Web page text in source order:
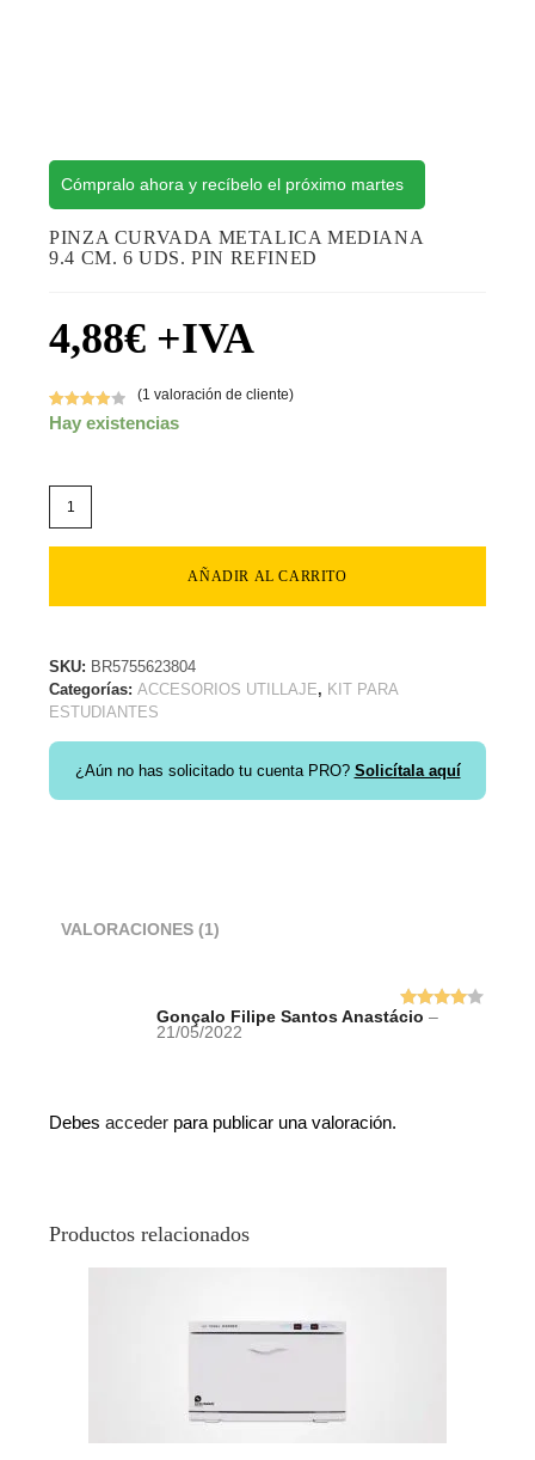
Cómpralo ahora y recíbelo el próximo martes
PINZA CURVADA METALICA MEDIANA
9.4 CM. 6 UDS. PIN REFINED
4,88€ +IVA
Valorado
base a
1
valoración
de un
(1 valoración de cliente)
Hay existencias
AÑADIR AL CARRITO
SKU: BR5755623804
Categorías:ACCESORIOS UTILLAJE, KIT PARA
ESTUDIANTES
¿Aún no has solicitado tu cuenta PRO? Solicítala aquí
VALORACIONES (1)
Valorado
Gonçalo Filipe Santos Anastácio–
21/05/2022
Debesacceder para publicar una valoración.
Productos relacionados